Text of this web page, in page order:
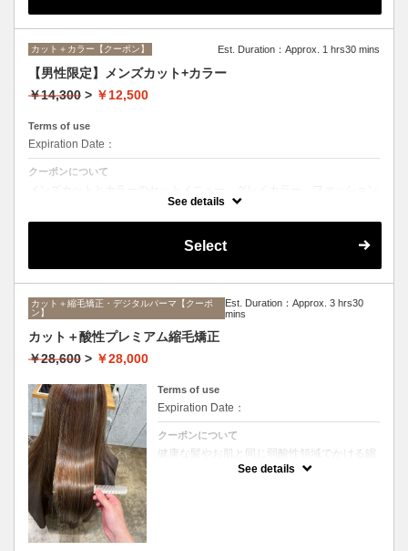
カット＋カラー【クーポン】 Est. Duration：Approx. 1 hrs30 mins
【男性限定】メンズカット+カラー
￥14,300 > ￥12,500
Terms of use
Expiration Date：
クーポンについて
カラーどちらも可能です。シャンプー、ブロー込み。
See details
Select
カット＋縮毛矯正・デジタルパーマ【クーポ
ン】
Est. Duration：Approx. 3 hrs30
mins
カット＋酸性プレミアム縮毛矯正
￥28,600 > ￥28,000
Terms of use
Expiration Date：
クーポンについて
健康な髪やお肌と同じ弱酸性領域でかける縮
毛矯正☆髪を瘦せさせることなく、気になる
See details